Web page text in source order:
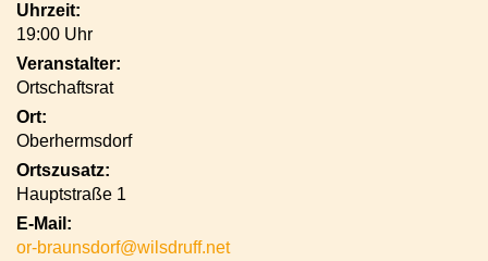
Uhrzeit:
19:00 Uhr
Veranstalter:
Ortschaftsrat
Ort:
Oberhermsdorf
Ortszusatz:
Hauptstraße 1
E-Mail:
or-braunsdorf@wilsdruff.net